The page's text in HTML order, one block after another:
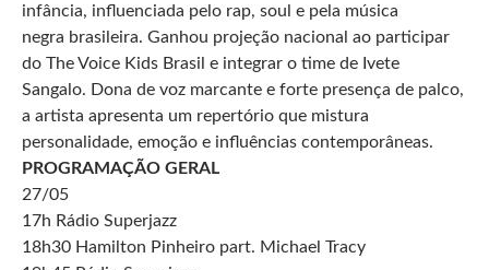
infância, influenciada pelo rap, soul e pela música
negra brasileira. Ganhou projeção nacional ao participar
do The Voice Kids Brasil e integrar o time de Ivete
Sangalo. Dona de voz marcante e forte presença de palco,
a artista apresenta um repertório que mistura
personalidade, emoção e influências contemporâneas.
PROGRAMAÇÃO GERAL
27/05
17h Rádio Superjazz
18h30 Hamilton Pinheiro part. Michael Tracy